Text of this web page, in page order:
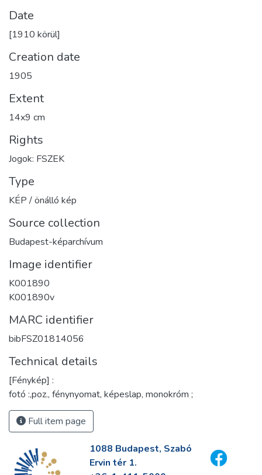
Date
[1910 körül]
Creation date
1905
Extent
14x9 cm
Rights
Jogok: FSZEK
Type
KÉP / önálló kép
Source collection
Budapest-képarchívum
Image identifier
K001890
K001890v
MARC identifier
bibFSZ01814056
Technical details
[Fénykép] :
fotó :,poz., fénynyomat, képeslap, monokróm ;
Full item page
1088 Budapest, Szabó
Ervin tér 1.